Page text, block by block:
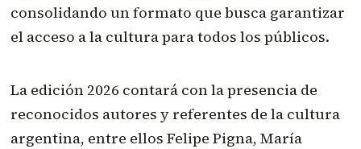
consolidando un formato que busca garantizar
el acceso a la cultura para todos los públicos.
La edición 2026 contará con la presencia de
reconocidos autores y referentes de la cultura
argentina, entre ellos Felipe Pigna, María